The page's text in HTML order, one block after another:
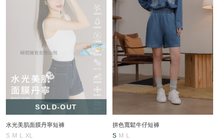
SOLD-OUT
水光美肌面膜丹寧短褲
S M L XL
拼色寬鬆牛仔短褲
S M
L